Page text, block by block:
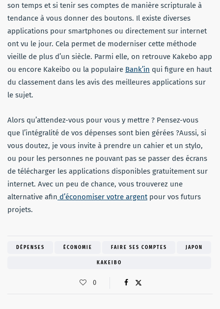
son temps et si tenir ses comptes de manière scripturale à
tendance à vous donner des boutons. Il existe diverses
applications pour smartphones ou directement sur internet
ont vu le jour. Cela permet de moderniser cette méthode
vieille de plus d’un siècle. Parmi elle, on retrouve Kakebo app
ou encore Kakeibo ou la populaire Bank’in qui figure en haut
du classement dans les avis des meilleures applications sur
le sujet.
Alors qu’attendez-vous pour vous y mettre ? Pensez-vous
que l’intégralité de vos dépenses sont bien gérées ?Aussi, si
vous doutez, je vous invite à prendre un cahier et un stylo,
ou pour les personnes ne pouvant pas se passer des écrans
de télécharger les applications disponibles gratuitement sur
internet. Avec un peu de chance, vous trouverez une
alternative afin d’économiser votre argentpour vos futurs
projets.
DÉPENSES ÉCONOMIE FAIRE SES COMPTES JAPON
KAKEIBO
0